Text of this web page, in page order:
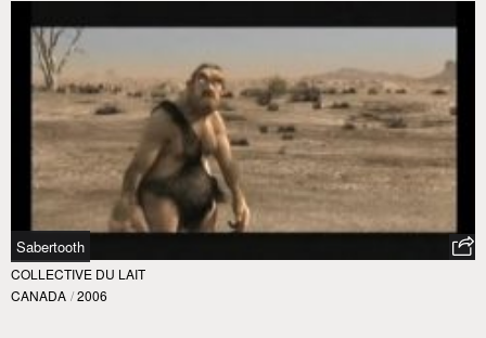
Sabertooth
COLLECTIVE DU LAIT
CANADA / 2006